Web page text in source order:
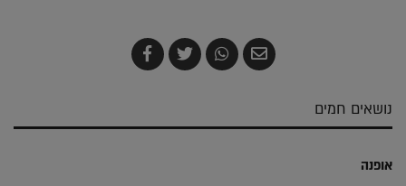
שלח
בדואר
שתף
ב-
צייץ
ב-
שתף
ב-
נושאים חמים
אופנה